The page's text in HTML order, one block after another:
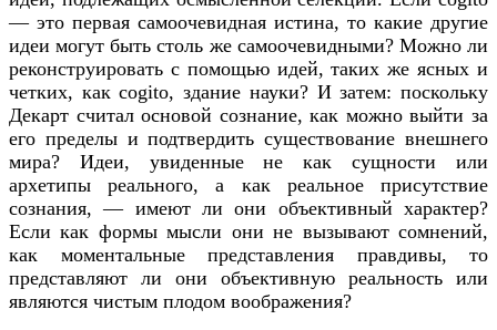
— это первая самоочевидная истина, то какие другие
идеи могут быть столь же самоочевидными? Можно ли
реконструировать с помощью идей, таких же ясных и
четких, как cogito, здание науки? И затем: поскольку
Декарт считал основой сознание, как можно выйти за
его пределы и подтвердить существование внешнего
мира? Идеи, увиденные не как сущности или
архетипы реального, а как реальное присутствие
сознания, — имеют ли они объективный характер?
Если как формы мысли они не вызывают сомнений,
как моментальные представления правдивы, то
представляют ли они объективную реальность или
являются чистым плодом воображения?